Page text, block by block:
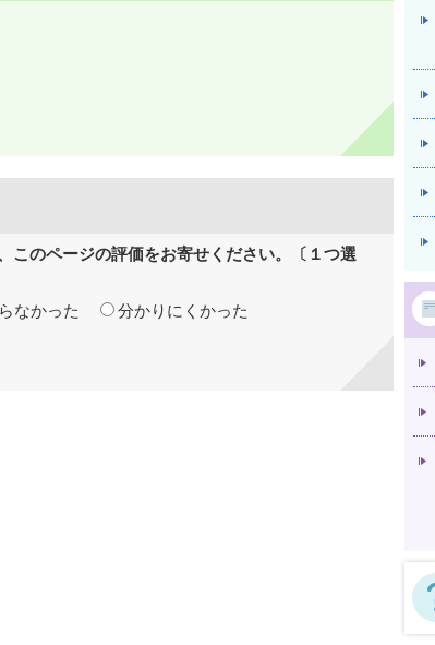
このページの評価をお寄せください。〔１つ選
なかった 分かりにくかった